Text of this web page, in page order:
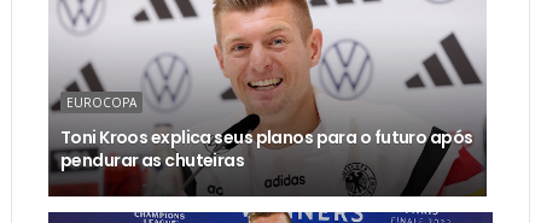
EUROCOPA
Toni Kroos explica seus planos para o futuro após
pendurar as chuteiras